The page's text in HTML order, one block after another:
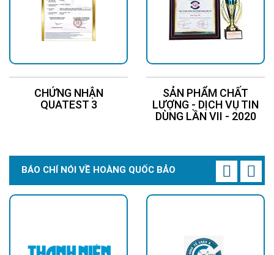
CHỨNG NHẬN
QUATEST 3
SẢN PHẨM CHẤT
LƯỢNG - DỊCH VỤ TIN
DÙNG LẦN VII - 2020
BÁO CHÍ NÓI VỀ HOÀNG QUỐC BẢO